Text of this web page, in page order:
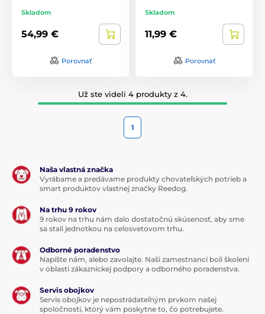
Skladom
54,99 €
Porovnať
Skladom
11,99 €
Porovnať
Už ste videli 4 produkty z 4.
1
Naša vlastná značka
Vyrábame a predávame produkty chovateľských potrieb a
smart produktov vlastnej značky Reedog.
Na trhu 9 rokov
9 rokov na trhu nám dalo dostatočnú skúsenosť, aby sme
sa stali jednotkou na celosvetovom trhu.
Odborné poradenstvo
Napíšte nám, alebo zavolajte. Naši zamestnanci boli školení
v oblasti zákazníckej podpory a odborného poradenstva.
Servis obojkov
Servis obojkov je nepostrádateľným prvkom našej
spoločnosti, ktorý vám poskytne to, čo potrebujete.